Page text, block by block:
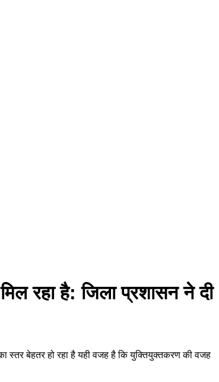
रहा है: जिला प्रशासन ने दी
स्तर बेहतर हो रहा है यही वजह है कि युक्तियुक्तकरण की वजह